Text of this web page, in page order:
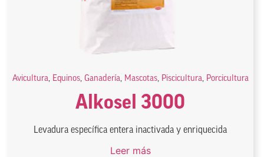
Avicultura, Equinos, Ganadería, Mascotas, Piscicultura, Porcicultura
Alkosel 3000
Levadura específica entera inactivada y enriquecida
Leer más